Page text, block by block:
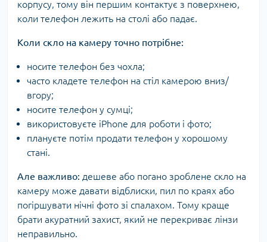
корпусу, тому він першим контактує з поверхнею,
коли телефон лежить на столі або падає.
Коли скло на камеру точно потрібне:
носите телефон без чохла;
часто кладете телефон на стіл камерою вниз/
вгору;
носите телефон у сумці;
використовуєте iPhone для роботи і фото;
плануєте потім продати телефон у хорошому
стані.
Але важливо: дешеве або погано зроблене скло на
камеру може давати відблиски, пил по краях або
погіршувати нічні фото зі спалахом. Тому краще
брати акуратний захист, який не перекриває лінзи
неправильно.